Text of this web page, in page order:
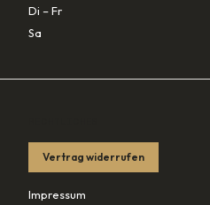
Di – Fr
Sa
Vertrag widerrufen
Impressum